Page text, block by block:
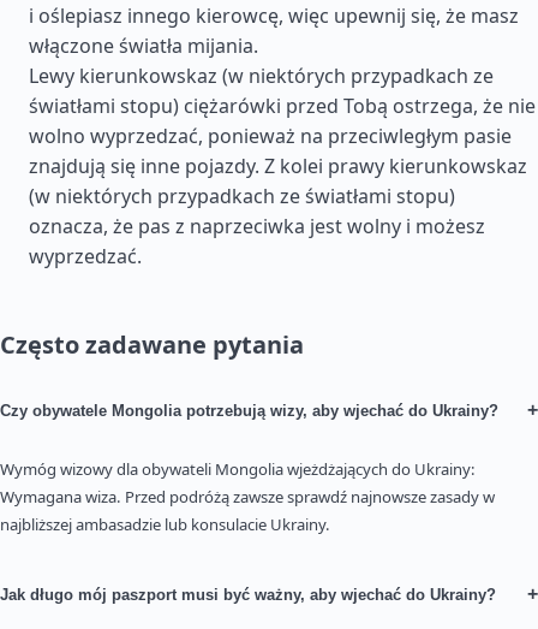
i oślepiasz innego kierowcę, więc upewnij się, że masz
włączone światła mijania.
Lewy kierunkowskaz (w niektórych przypadkach ze
światłami stopu) ciężarówki przed Tobą ostrzega, że nie
wolno wyprzedzać, ponieważ na przeciwległym pasie
znajdują się inne pojazdy. Z kolei prawy kierunkowskaz
(w niektórych przypadkach ze światłami stopu)
oznacza, że pas z naprzeciwka jest wolny i możesz
wyprzedzać.
Często zadawane pytania
Czy obywatele Mongolia potrzebują wizy, aby wjechać do Ukrainy? +
Wymóg wizowy dla obywateli Mongolia wjeżdżających do Ukrainy:
Wymagana wiza. Przed podróżą zawsze sprawdź najnowsze zasady w
najbliższej ambasadzie lub konsulacie Ukrainy.
Jak długo mój paszport musi być ważny, aby wjechać do Ukrainy? +